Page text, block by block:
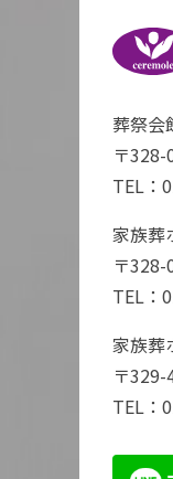
葬祭会
〒
TEL：
家族葬
〒
TEL：
家族葬
〒
TEL：